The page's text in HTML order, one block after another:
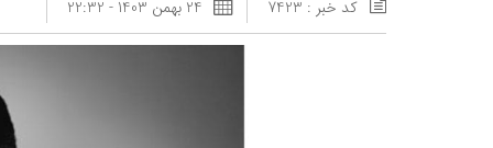
کد خبر : 7423 24 بهمن 1403 - 22:32